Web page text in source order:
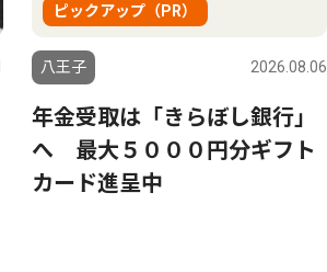
ピックアップ（PR）
八王子 2026.08.06
年金受取は「きらぼし銀行」
へ 最大５０００円分ギフト
カード進呈中